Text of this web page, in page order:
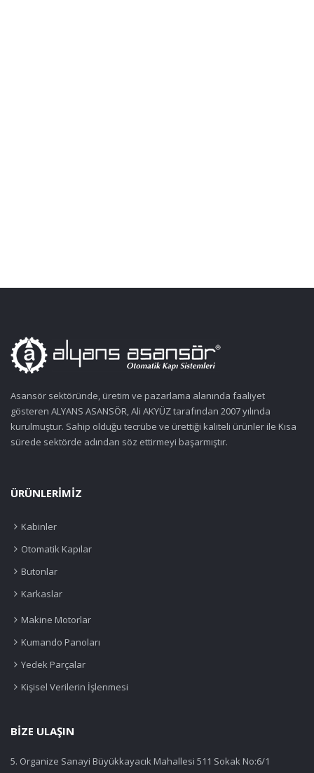
Asansör sektöründe, üretim ve pazarlama alanında faaliyet
gösteren ALYANS ASANSÖR, Ali AKYÜZ tarafından 2007 yılında
kurulmuştur. Sahip olduğu tecrübe ve ürettiği kaliteli ürünler ile Kısa
sürede sektörde adından söz ettirmeyi başarmıştır.
ÜRÜNLERIMIZ
Kabinler
Otomatik Kapılar
Butonlar
Karkaslar
Makine Motorlar
Kumando Panoları
Yedek Parçalar
Kişisel Verilerin İşlenmesi
BIZE ULAŞIN
5. Organize Sanayi Büyükkayacık Mahallesi 511 Sokak No:6/1